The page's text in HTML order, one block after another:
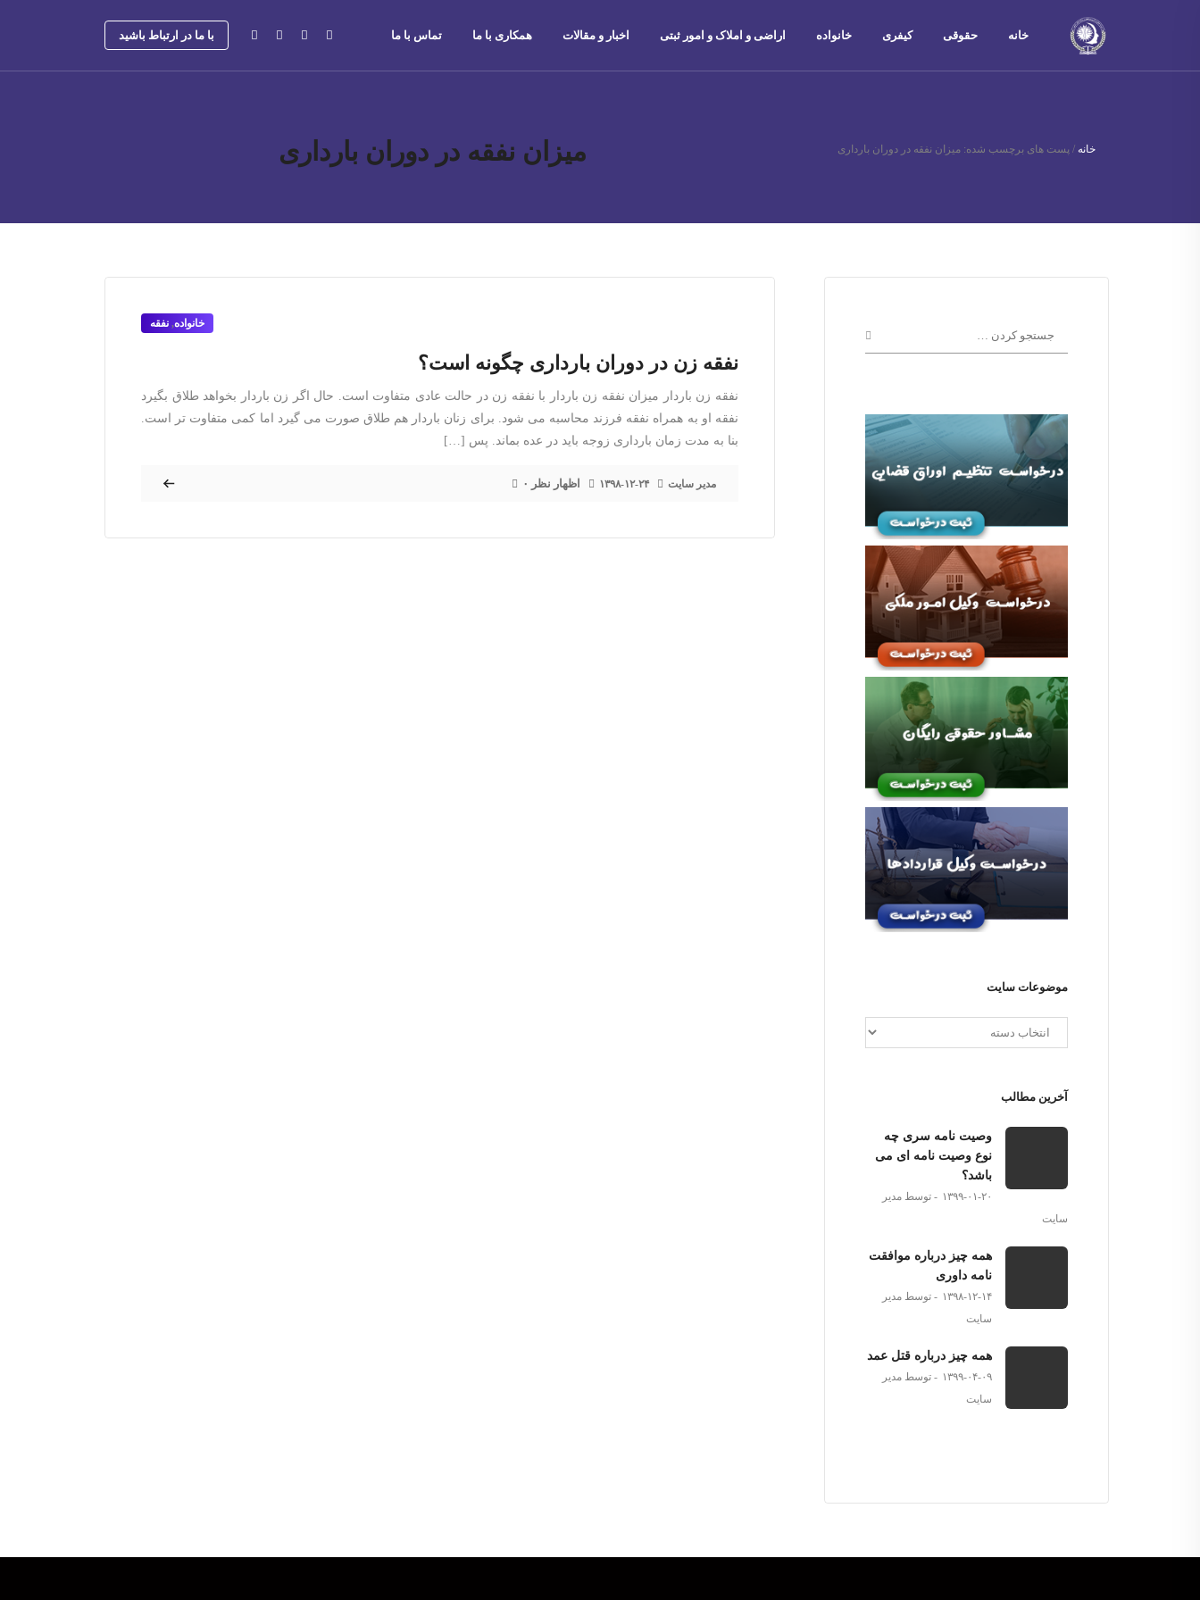
با ما در ارتباط باشید خانه حقوقی کیفری خانواده اراضی و املاک و امور ثبتی اخبار و مقالات همکاری با ما تماس با ما
میزان نفقه در دوران بارداری خانه / پست های برچسب شده: میزان نفقه در دوران بارداری
خانواده, نفقه
نفقه زن در دوران بارداری چگونه است؟
نفقه زن باردار میزان نفقه زن باردار با نفقه زن در حالت عادی متفاوت است. حال اگر زن باردار بخواهد طلاق بگیرد
نفقه او به همراه نفقه فرزند محاسبه می شود. برای زنان باردار هم طلاق صورت می گیرد اما کمی متفاوت تر است.
بنا به مدت زمان بارداری زوجه باید در عده بماند. پس […]
مدیر سایت ۱۳۹۸-۱۲-۲۴ ۰ اظهار نظر
موضوعات سایت
آخرین مطالب
وصیت نامه سری چه
نوع وصیت نامه ای می
باشد؟
۱۳۹۹-۰۱-۲۰
توسط مدیر
سایت
همه چیز درباره موافقت
نامه داوری
۱۳۹۸-۱۲-۱۴
توسط مدیر
سایت
همه چیز درباره قتل عمد
۱۳۹۹-۰۴-۰۹
توسط مدیر
سایت